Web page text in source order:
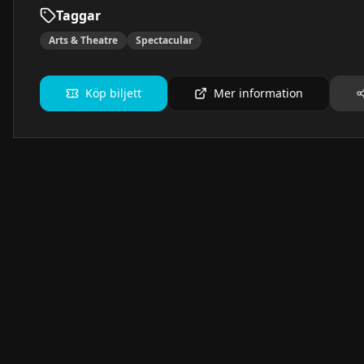
Taggar
Arts & Theatre Spectacular
Köp biljett Mer information